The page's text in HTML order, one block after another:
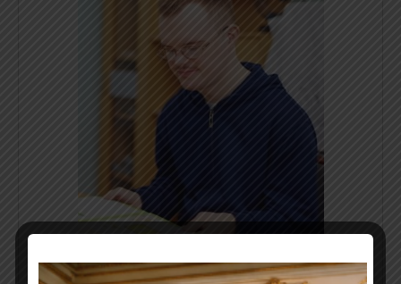
Educacional